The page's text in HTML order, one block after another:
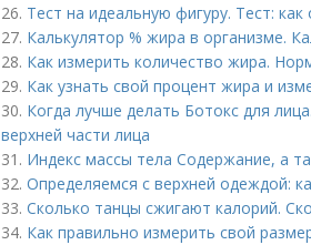
26. Тест на идеальную фигуру. Тест:
27. Калькулятор % жира в организме.
28. Как измерить количество жира.
29. Как узнать свой процент жира и
30. Когда лучше делать Ботокс для
верхней части лица
31. Индекс массы тела Содержание, а
32. Определяемся с верхней одеждой:
33. Сколько танцы сжигают калорий.
34. Как правильно измерить свой